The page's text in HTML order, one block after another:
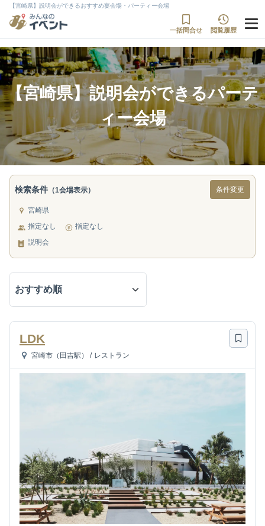
【宮崎県】説明会ができるおすすめ宴会場・パーティー会場
一括問合せ 閲覧履歴
【宮崎県】説明会ができるパーテ
ィー会場
検索条件 （1会場表示） 条件変更
宮崎県
指定なし
指定なし
説明会
LDK
宮崎市（田吉駅） / レストラン